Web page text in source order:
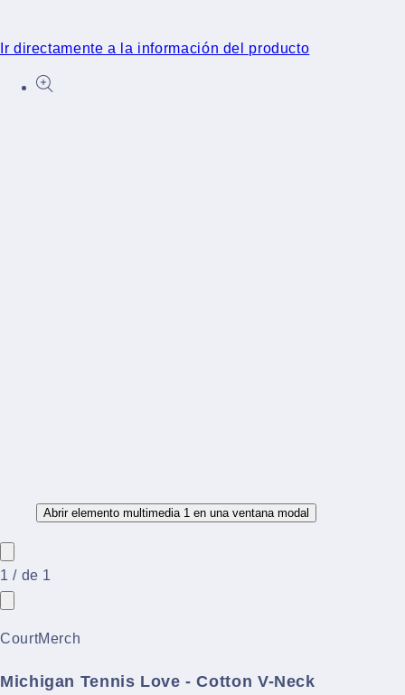
Ir directamente a la información del producto
Abrir elemento multimedia 1 en una ventana modal
1 / de 1
CourtMerch
Michigan Tennis Love - Cotton V-Neck